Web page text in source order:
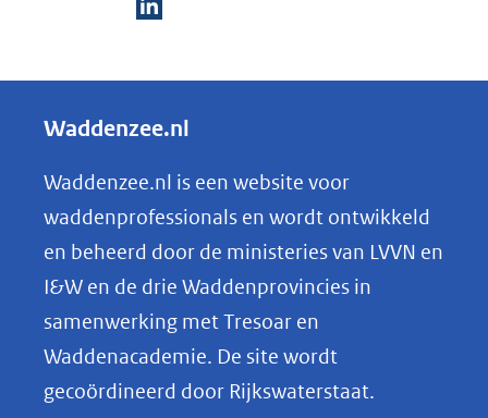
e
e
n
o
p
k
e
Waddenzee.nl
Waddenzee.nl is een website voor
waddenprofessionals en wordt ontwikkeld
en beheerd door de ministeries van LVVN en
I&W en de drie Waddenprovincies in
samenwerking met Tresoar en
Waddenacademie. De site wordt
gecoördineerd door Rijkswaterstaat.